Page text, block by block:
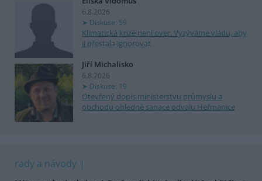
6.8.2026
Diskuse: 59
Klimatická krize není over. Vyzýváme vládu, aby
ji přestala ignorovat
Jiří Michalisko
6.8.2026
Diskuse: 19
Otevřený dopis ministerstvu průmyslu a
obchodu ohledně sanace odvalu Heřmanice
rady a návody